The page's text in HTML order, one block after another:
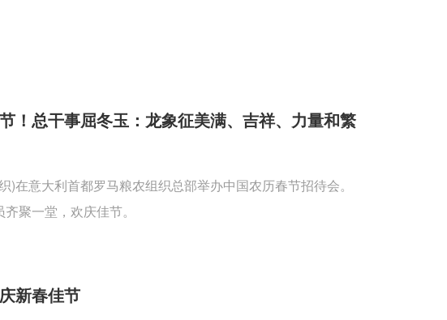
！总干事屈冬玉：龙象征美满、吉祥、力量和繁
在意大利首都罗马粮农组织总部举办中国农历春节招待会。
聚一堂，欢庆佳节。
新春佳节